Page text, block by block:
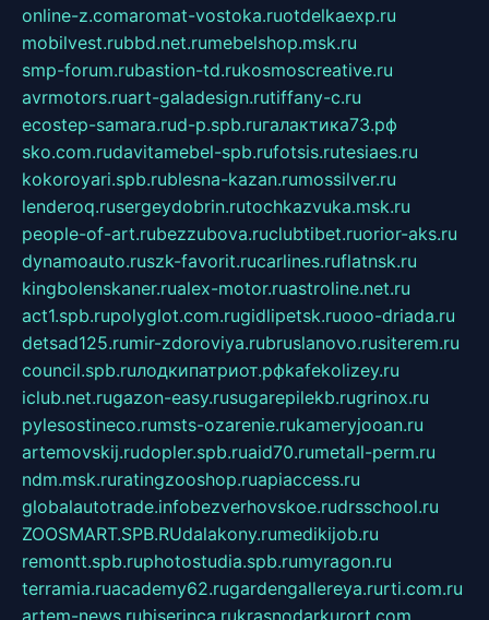
online-z.comaromat-vostoka.ruotdelkaexp.ru
mobilvest.rubbd.net.rumebelshop.msk.ru
smp-forum.rubastion-td.rukosmoscreative.ru
avrmotors.ruart-galadesign.rutiffany-c.ru
ecostep-samara.rud-p.spb.ruгалактика73.рф
sko.com.rudavitamebel-spb.rufotsis.rutesiaes.ru
kokoroyari.spb.rublesna-kazan.rumossilver.ru
lenderoq.rusergeydobrin.rutochkazvuka.msk.ru
people-of-art.rubezzubova.ruclubtibet.ruorior-aks.ru
dynamoauto.ruszk-favorit.rucarlines.ruflatnsk.ru
kingbolenskaner.rualex-motor.ruastroline.net.ru
act1.spb.rupolyglot.com.rugidlipetsk.ruooo-driada.ru
detsad125.rumir-zdoroviya.rubruslanovo.rusiterem.ru
council.spb.ruлодкипатриот.рфkafekolizey.ru
iclub.net.rugazon-easy.rusugarepilekb.rugrinox.ru
pylesostineco.rumsts-ozarenie.rukameryjooan.ru
artemovskij.rudopler.spb.ruaid70.rumetall-perm.ru
ndm.msk.ruratingzooshop.ruapiaccess.ru
globalautotrade.infobezverhovskoe.rudrsschool.ru
ZOOSMART.SPB.RUdalakony.rumedikijob.ru
remontt.spb.ruphotostudia.spb.rumyragon.ru
terramia.ruacademy62.rugardengallereya.rurti.com.ru
artem-news.rubiserinca.rukrasnodarkurort.com